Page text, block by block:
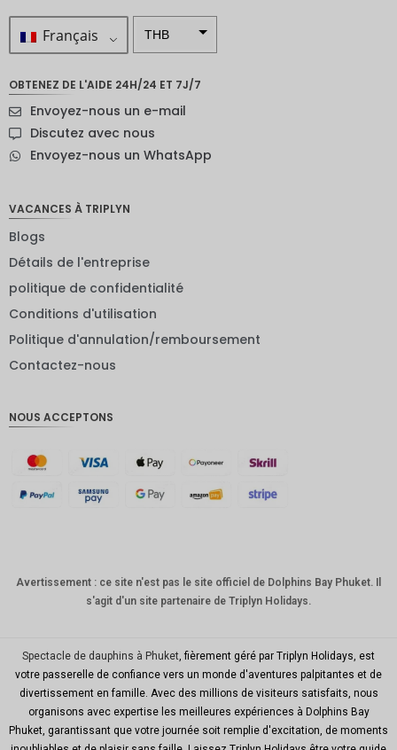
Français THB
Dollar
zélandai
EUR
indienne
IDR
KRW
chinois
TWD
MYR
OBTENEZ DE L'AIDE 24H/24 ET 7J/7
Envoyez-nous un e-mail
Discutez avec nous
Envoyez-nous un WhatsApp
VACANCES À TRIPLYN
Blogs
Détails de l'entreprise
politique de confidentialité
Conditions d'utilisation
Politique d'annulation/remboursement
Contactez-nous
NOUS ACCEPTONS
Avertissement : ce site n'est pas le site officiel de Dolphins Bay Phuket. Il
s'agit d'un site partenaire de Triplyn Holidays.
Spectacle de dauphins à Phuket , fièrement géré par Triplyn Holidays, est
votre passerelle de confiance vers un monde d'aventures palpitantes et de
divertissement en famille. Avec des millions de visiteurs satisfaits, nous
organisons avec expertise les meilleures expériences à Dolphins Bay
Phuket, garantissant que votre journée soit remplie d'excitation, de moments